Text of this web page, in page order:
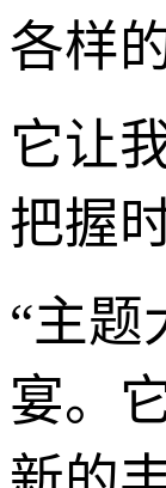
各样
它让
把握
“主题
宴。